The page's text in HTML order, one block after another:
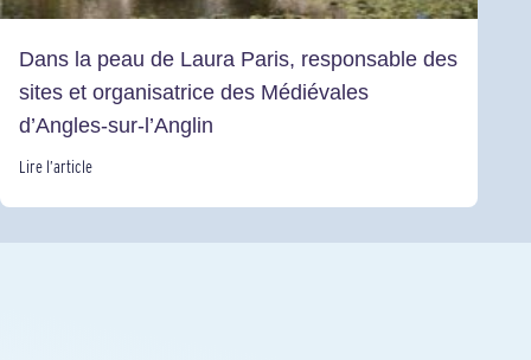
Dans la peau de Laura Paris, responsable des
sites et organisatrice des Médiévales
d’Angles-sur-l’Anglin
Lire l’article